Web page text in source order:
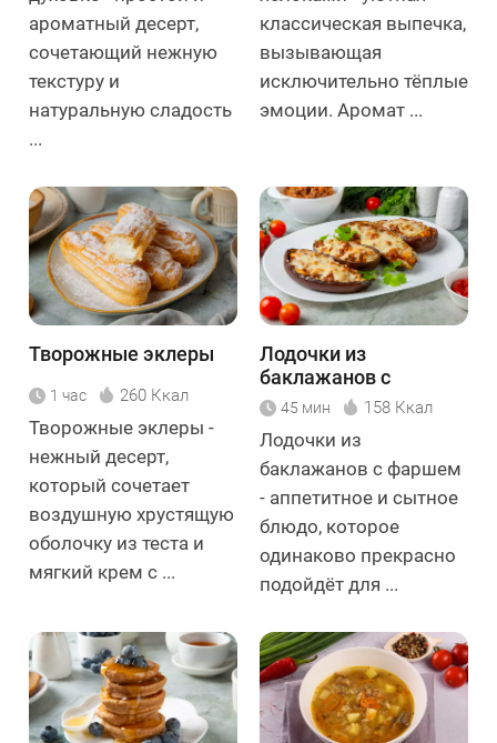
ароматный десерт,
сочетающий нежную
текстуру и
натуральную сладость
...
классическая выпечка,
вызывающая
исключительно тёплые
эмоции. Аромат ...
Творожные эклеры
1 час 260 Ккал
Творожные эклеры -
нежный десерт,
который сочетает
воздушную хрустящую
оболочку из теста и
мягкий крем с ...
Лодочки из
баклажанов с
фаршем
45 мин 158 Ккал
Лодочки из
баклажанов с фаршем
- аппетитное и сытное
блюдо, которое
одинаково прекрасно
подойдёт для ...